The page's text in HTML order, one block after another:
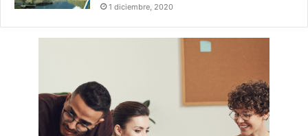
1 diciembre, 2020